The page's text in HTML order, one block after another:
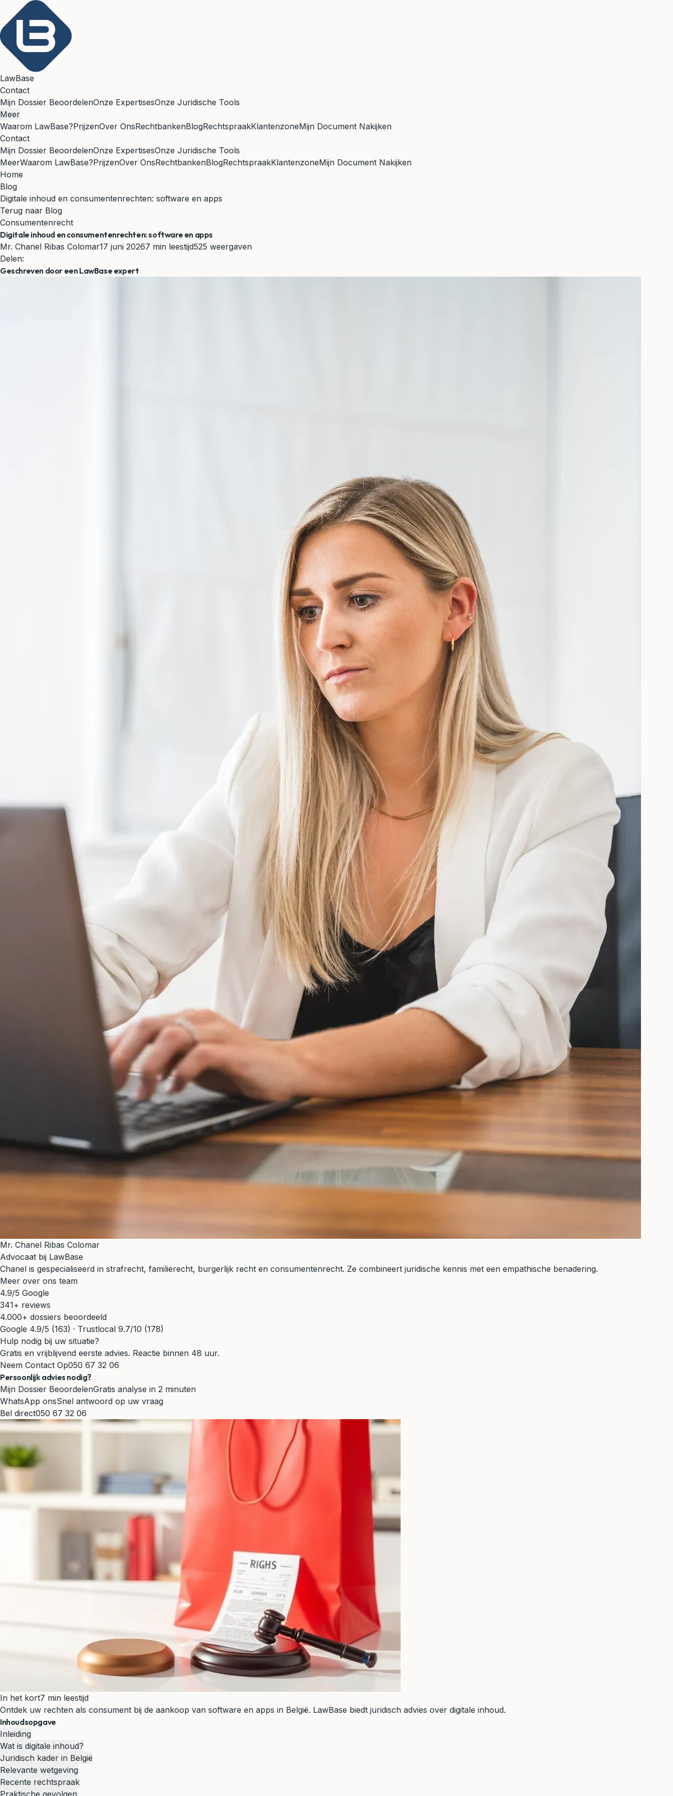
LawBase
Contact
Mijn Dossier BeoordelenOnze ExpertisesOnze Juridische Tools
Meer
Waarom LawBase?PrijzenOver OnsRechtbankenBlogRechtspraakKlantenzoneMijn Document Nakijken
Contact
Mijn Dossier BeoordelenOnze ExpertisesOnze Juridische Tools
MeerWaarom LawBase?PrijzenOver OnsRechtbankenBlogRechtspraakKlantenzoneMijn Document Nakijken
Home
Blog
Digitale inhoud en consumentenrechten: software en apps
Terug naar Blog
Consumentenrecht
Digitale inhoud en consumentenrechten: software en apps
Mr. Chanel Ribas Colomar17 juni 20267 min leestijd525 weergaven
Delen:
Geschreven door een LawBase expert
Mr. Chanel Ribas Colomar
Advocaat bij LawBase
Chanel is gespecialiseerd in strafrecht, familierecht, burgerlijk recht en consumentenrecht. Ze combineert juridische kennis met een empathische benadering.
Meer over ons team
4.9/5 Google
341+ reviews
4.000+ dossiers beoordeeld
Google 4.9/5 (163) · Trustlocal 9.7/10 (178)
Hulp nodig bij uw situatie?
Gratis en vrijblijvend eerste advies. Reactie binnen 48 uur.
Neem Contact Op050 67 32 06
Persoonlijk advies nodig?
Mijn Dossier BeoordelenGratis analyse in 2 minuten
WhatsApp onsSnel antwoord op uw vraag
Bel direct050 67 32 06
In het kort7 min leestijd
Ontdek uw rechten als consument bij de aankoop van software en apps in België. LawBase biedt juridisch advies over digitale inhoud.
Inhoudsopgave
Inleiding
Wat is digitale inhoud?
Juridisch kader in België
Relevante wetgeving
Recente rechtspraak
Praktische gevolgen